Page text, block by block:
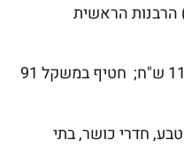
הרבנות הראשית
חטיף במשקל 62 גרם – 11 ש"ח; חטיף במשקל 91
חדרי כושר, בתי